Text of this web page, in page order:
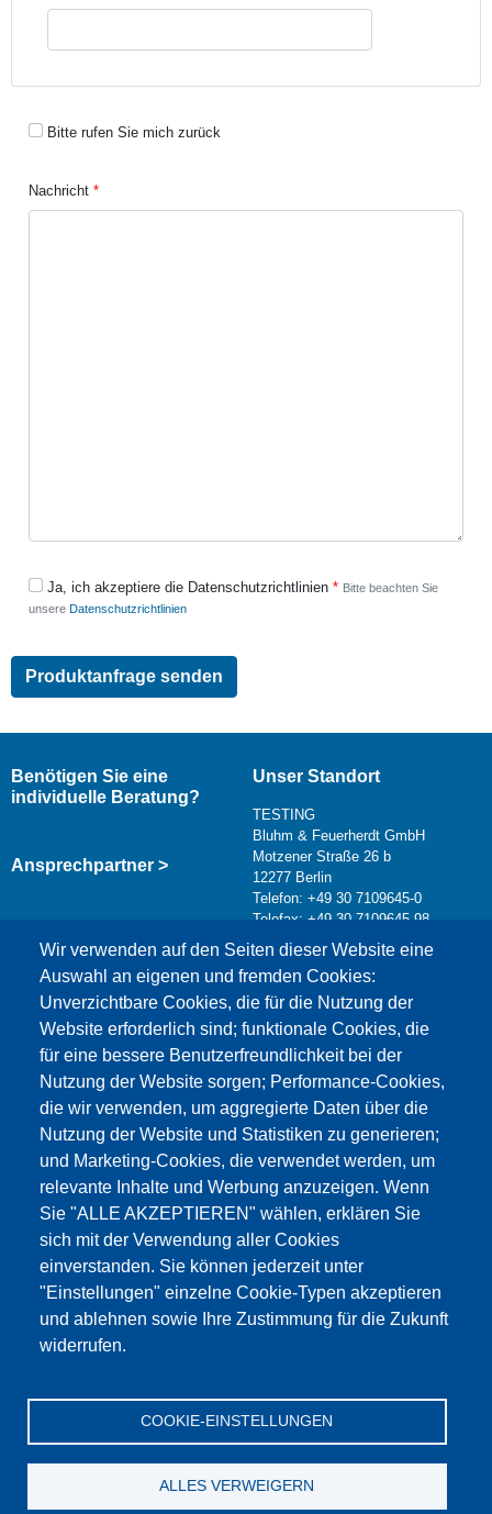
Bitte rufen Sie mich zurück
Nachricht
Ja, ich akzeptiere die Datenschutzrichtlinien
Bitte beachten Sie
unsere Datenschutzrichtlinien
Wir verwenden auf den Seiten dieser Website eine
Auswahl an eigenen und fremden Cookies:
Unverzichtbare Cookies, die für die Nutzung der
Website erforderlich sind; funktionale Cookies, die
für eine bessere Benutzerfreundlichkeit bei der
Nutzung der Website sorgen; Performance-Cookies,
die wir verwenden, um aggregierte Daten über die
Nutzung der Website und Statistiken zu generieren;
und Marketing-Cookies, die verwendet werden, um
relevante Inhalte und Werbung anzuzeigen. Wenn
Sie "ALLE AKZEPTIEREN" wählen, erklären Sie
sich mit der Verwendung aller Cookies
einverstanden. Sie können jederzeit unter
"Einstellungen" einzelne Cookie-Typen akzeptieren
und ablehnen sowie Ihre Zustimmung für die Zukunft
widerrufen.
COOKIE-EINSTELLUNGEN
ALLES VERWEIGERN
Benötigen Sie eine
individuelle Beratung?
Ansprechpartner >
Unser Standort
TESTING
Bluhm & Feuerherdt GmbH
Motzener Straße 26 b
12277 Berlin
Telefon: +49 30 7109645-0
Telefax: +49 30 7109645-98
info@testing.de
Dieser Inhalt ist blockiert, da die Google Maps
Cookies nicht akzeptiert wurden.
NUR DIE GOOGLE MAPS COOKIES
AKZEPTIEREN.
Alle Cookies akzeptieren